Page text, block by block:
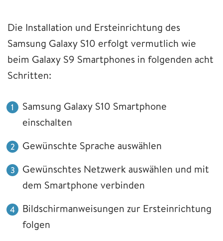
Die Installation und Ersteinrichtung des
Samsung Galaxy S10 erfolgt vermutlich wie
beim Galaxy S9 Smartphones in folgenden acht
Schritten:
Samsung Galaxy S10 Smartphone
einschalten
Gewünschte Sprache auswählen
Gewünschtes Netzwerk auswählen und mit
dem Smartphone verbinden
Bildschirmanweisungen zur Ersteinrichtung
folgen